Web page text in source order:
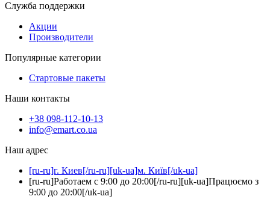
Служба поддержки
Акции
Производители
Популярные категории
Стартовые пакеты
Наши контакты
+38 098-112-10-13
info@emart.co.ua
Наш адрес
[ru-ru]г. Киев[/ru-ru][uk-ua]м. Київ[/uk-ua]
[ru-ru]Работаем с 9:00 до 20:00[/ru-ru][uk-ua]Працюємо з
9:00 до 20:00[/uk-ua]